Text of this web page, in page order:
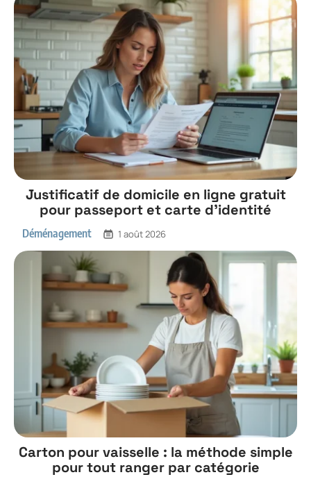
Justificatif de domicile en ligne gratuit
pour passeport et carte d’identité
Déménagement 1 août 2026
Carton pour vaisselle : la méthode simple
pour tout ranger par catégorie